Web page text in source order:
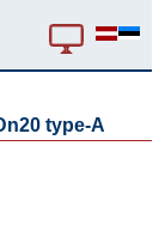
type-A